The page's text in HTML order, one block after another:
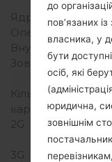
Ядра процесора
Оперативна
Внутрішня память
Зовнішня память
Кількість місць
карт
2G
3G
до
пов’язаних
власника, у
бути
осіб, які
юридична,
зовнішнім